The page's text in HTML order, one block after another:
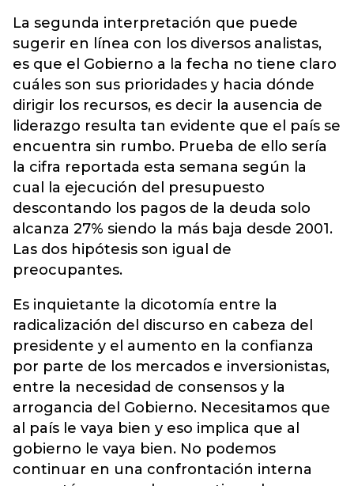
La segunda interpretación que puede
sugerir en línea con los diversos analistas,
es que el Gobierno a la fecha no tiene claro
cuáles son sus prioridades y hacia dónde
dirigir los recursos, es decir la ausencia de
liderazgo resulta tan evidente que el país se
encuentra sin rumbo. Prueba de ello sería
la cifra reportada esta semana según la
cual la ejecución del presupuesto
descontando los pagos de la deuda solo
alcanza 27% siendo la más baja desde 2001.
Las dos hipótesis son igual de
preocupantes.
Es inquietante la dicotomía entre la
radicalización del discurso en cabeza del
presidente y el aumento en la confianza
por parte de los mercados e inversionistas,
entre la necesidad de consensos y la
arrogancia del Gobierno. Necesitamos que
al país le vaya bien y eso implica que al
gobierno le vaya bien. No podemos
continuar en una confrontación interna